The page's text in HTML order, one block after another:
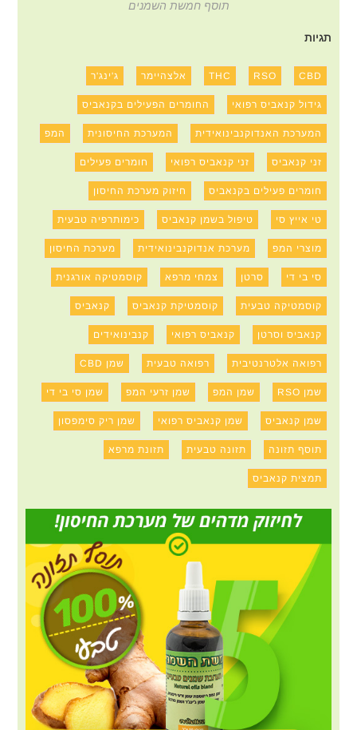
תוסף חמשת השמנים
תגיות
CBD
RSO
THC אלצהיימר ג'ינג'ר
גידול קנאביס רפואי החומרים הפעילים בקנאביס
המערכת האנדוקנבינואידית המערכת החיסונית המפ
זני קנאביס זני קנאביס רפואי חומרים פעילים
חומרים פעילים בקנאביס חיזוק מערכת החיסון
טי אייץ סי טיפול בשמן קנאביס כימותרפיה טבעית
מוצרי המפ מערכת אנדוקנבינואידית מערכת החיסון
סי בי די סרטן צמחי מרפא קוסמטיקה אורגנית
קוסמטיקה טבעית קוסמטיקת קנאביס קנאביס
קנאביס וסרטן קנאביס רפואי קנבינואידים
רפואה אלטרנטיבית רפואה טבעית שמן CBD
שמן RSO שמן המפ שמן זרעי המפ שמן סי בי די
שמן קנאביס שמן קנאביס רפואי שמן ריק סימפסון
תוסף תזונה תזונה טבעית תזונת מרפא
תמצית קנאביס